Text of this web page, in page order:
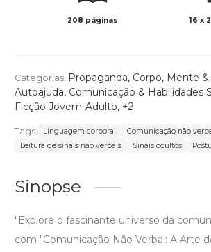
208 páginas 16 x
Categorias: Propaganda, Corpo, Mente
Autoajuda, Comunicação & Habilidades
Ficção Jovem-Adulto, +2
Tags: Linguagem corporal
Comunicação não
Leitura de sinais não verbais
Sinais ocultos
Sinopse
"Explore o fascinante universo da
com "Comunicação Não Verbal: A Arte